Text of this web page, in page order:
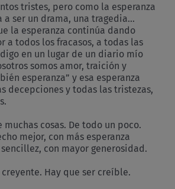
tristes, pero como la esperanza
a ser un drama, una tragedia…
la esperanza continúa dando
a todos los fracasos, a todas las
en un lugar de un diario mío
somos amor, traición y
esperanza” y esa esperanza
decepciones y todas las tristezas,
cosas. De todo un poco.
mejor, con más esperanza
con mayor generosidad.
Hay que ser creíble.